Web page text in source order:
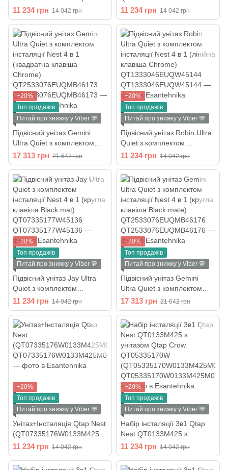
4 в 1 (лінійна клавіша
Chrome)
QT13332381AW47504
11 234 грн 14 042 грн
інсталяції Nest 4 в 1 (лінійна
клавіша Chrome)
QT1733052EUQW45160
11 234 грн 14 042 грн
−20%
Топ продажів
Питай про знижку у Viber 💬
Підвісний унітаз Gemini
Ultra Quiet з комплектом
інсталяції Nest 4 в 1
(квадратна клавіша
Chrome)
QT2533076EUQMB46173
17 313 грн 21 642 грн
−20%
Топ продажів
Питай про знижку у Viber 💬
Підвісний унітаз Robin Ultra
Quiet з комплектом
інсталяції Nest 4 в 1 (лінійна
клавіша Chrome)
QT1333046EUQW45144
11 234 грн 14 042 грн
−20%
Топ продажів
Питай про знижку у Viber 💬
Підвісний унітаз Jay Ultra
Quiet з комплектом
інсталяції Nest 4 в 1 (кругла
клавіша Black mat)
QT07335177W45136
11 234 грн 14 042 грн
−20%
Топ продажів
Питай про знижку у Viber 💬
Підвісний унітаз Gemini
Ultra Quiet з комплектом
інсталяції Nest 4 в 1 (кругла
клавіша Black mate)
QT2533076EUQMB46176
17 313 грн 21 642 грн
−20%
Топ продажів
Питай про знижку у Viber 💬
Унітаз+Інсталяція Qtap Nest
(QT07335176W0133M425M
08381CRM)
11 234 грн 14 042 грн
−20%
Топ продажів
Питай про знижку у Viber 💬
Набір інсталяції 3в1 Qtap
Nest QT0133M425 з
унітазом Qtap Crow
QT05335170W
(QT05335170W0133M425M
11 234 грн 14 042 грн